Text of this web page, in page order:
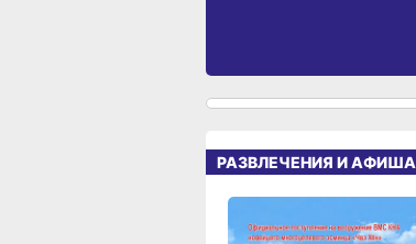
РАЗВЛЕЧЕНИЯ И АФИША